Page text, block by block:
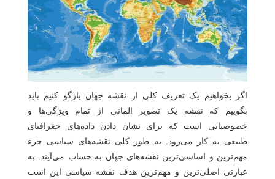
اگر بخواهیم یک تعریف کلی از نقشه جهان بازگو کنیم باید
بگوییم که نقشه یک تصویر المانی از تمام ویژگی‌ها و
خصوصیاتی است که برای نشان دادن داده‌های جغرافیای
طبیعی به کار می‌رود. به طور کلی نقشه‌های سیاسی جزء
مهم‌ترین و اساسی‌ترین نقشه‌های جهان به حساب می‌آیند. به
عبارتی اصلی‌ترین و مهم‌ترین هدف نقشه سیاسی این است